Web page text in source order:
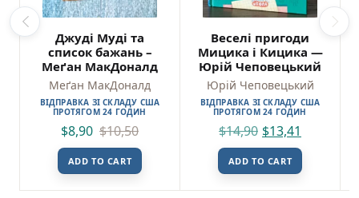
Джуді Муді та
список бажань –
Меґан МакДоналд
Меґан МакДоналд
ВІДПРАВКА ЗІ СКЛАДУ США
ПРОТЯГОМ 24 ГОДИН
$8,90 $10,50
ADD TO CART
Веселі пригоди
Мицика і Кицика —
Юрій Чеповецький
Юрій Чеповецький
ВІДПРАВКА ЗІ СКЛАДУ США
ПРОТЯГОМ 24 ГОДИН
$14,90 $13,41
ADD TO CART